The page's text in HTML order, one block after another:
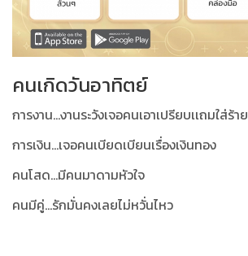
คนเกิดวันอาทิตย์
การงาน...งานระวังเจอคนเอาเปรียบเเถมใส่ร้าย
การเงิน...เจอคนเบียดเบียนเรื่องเงินทอง
คนโสด...มีคนมาดามหัวใจ
คนมีคู่...รักมั่นคงเลยไม่หวั่นไหว